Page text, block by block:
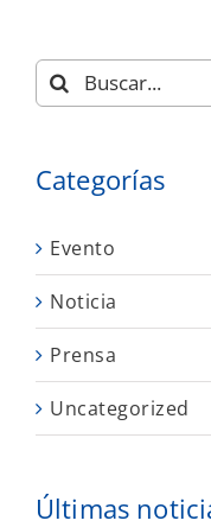
Buscar:
Categorías
Evento
Noticia
Prensa
Uncategorized
Últimas